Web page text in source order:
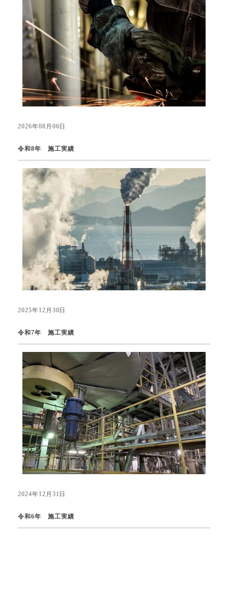
2026年08月06日
令和8年 施工実績
2025年12月30日
令和7年 施工実績
2024年12月31日
令和6年 施工実績